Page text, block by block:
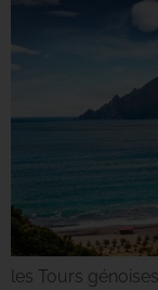
les Tours